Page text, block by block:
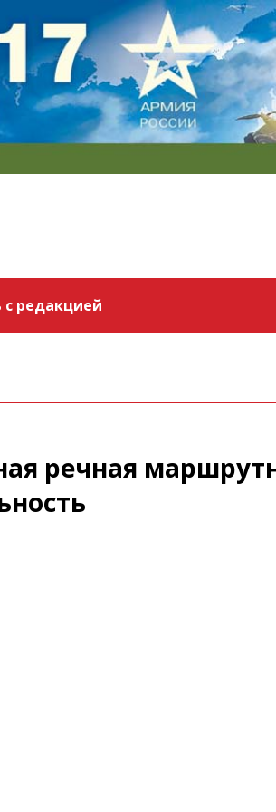
с редакцией
речная